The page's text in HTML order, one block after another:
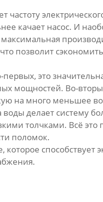
качает насос. И
позволит
первых, это
мощностей. Во-
на много меньшее
делает систему
толчками. Всё это
поломок.
которое способствует